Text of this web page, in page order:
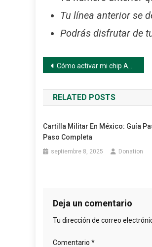
Tu línea anterior se
Podrás disfrutar de
Navegación
de
entradas
Cómo activar mi chip AT&T paso a paso
RELATED POSTS
Cartilla Militar En México: Guía
Paso Completa
septiembre 8, 2025 Donation
Deja un comentario
Tu dirección de correo
Comentario *